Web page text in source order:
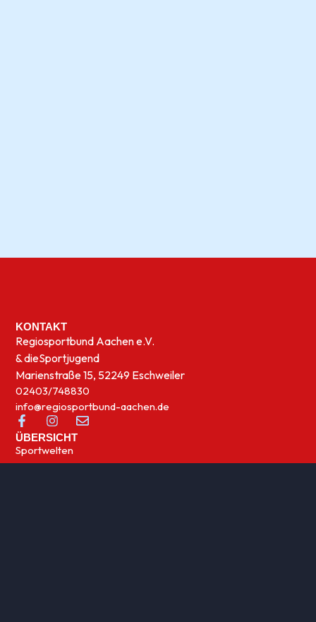
KONTAKT
Regiosportbund Aachen e.V.
& dieSportjugend
Marienstraße 15, 52249 Eschweiler
02403/748830
info@regiosportbund-aachen.de
ÜBERSICHT
Sportwelten